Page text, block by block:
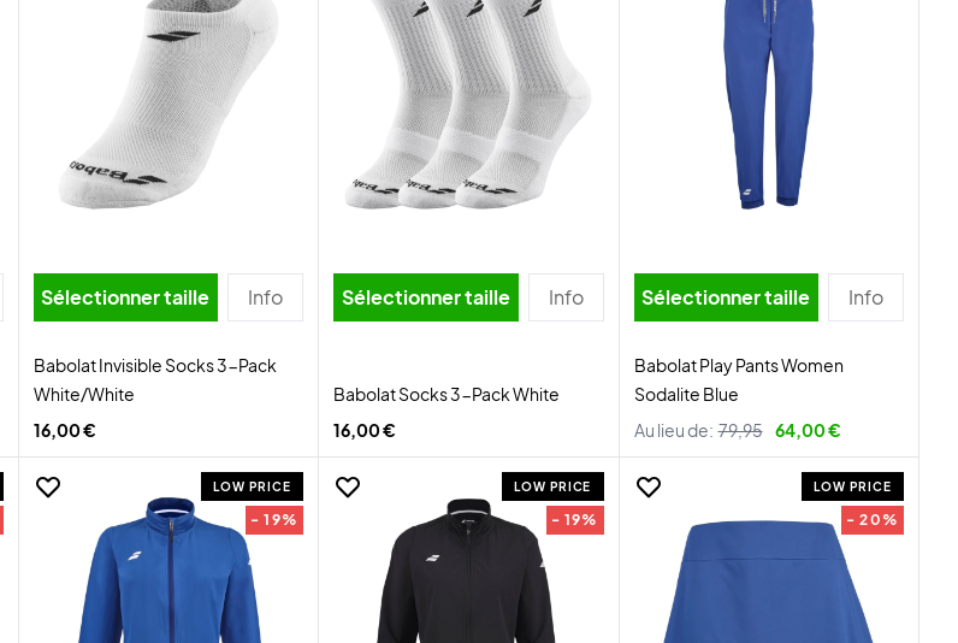
Sélectionner taille Info
Babolat Invisible Socks 3-Pack
White/White
16,00 €
Sélectionner taille Info
Babolat Socks 3-Pack White
16,00 €
Sélectionner taille Info
Babolat Play Pants Women
Sodalite Blue
Au lieu de: 79,95 64,00 €
LOW PRICE
- 19%
LOW PRICE
- 19%
LOW PRICE
- 20%